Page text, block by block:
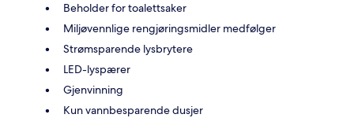
Beholder for toalettsaker
Miljøvennlige rengjøringsmidler medfølger
Strømsparende lysbrytere
LED-lyspærer
Gjenvinning
Kun vannbesparende dusjer